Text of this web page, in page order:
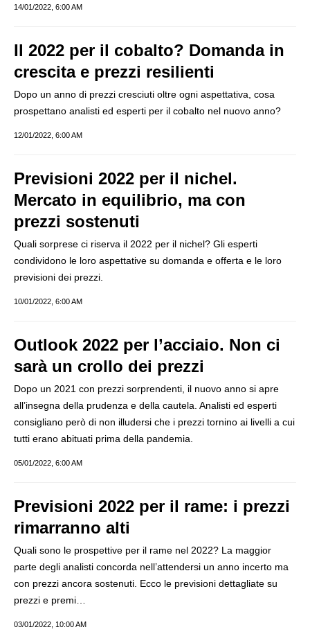
14/01/2022, 6:00 AM
Il 2022 per il cobalto? Domanda in
crescita e prezzi resilienti
Dopo un anno di prezzi cresciuti oltre ogni aspettativa, cosa
prospettano analisti ed esperti per il cobalto nel nuovo anno?
12/01/2022, 6:00 AM
Previsioni 2022 per il nichel.
Mercato in equilibrio, ma con
prezzi sostenuti
Quali sorprese ci riserva il 2022 per il nichel? Gli esperti
condividono le loro aspettative su domanda e offerta e le loro
previsioni dei prezzi.
10/01/2022, 6:00 AM
Outlook 2022 per l’acciaio. Non ci
sarà un crollo dei prezzi
Dopo un 2021 con prezzi sorprendenti, il nuovo anno si apre
all’insegna della prudenza e della cautela. Analisti ed esperti
consigliano però di non illudersi che i prezzi tornino ai livelli a cui
tutti erano abituati prima della pandemia.
05/01/2022, 6:00 AM
Previsioni 2022 per il rame: i prezzi
rimarranno alti
Quali sono le prospettive per il rame nel 2022? La maggior
parte degli analisti concorda nell’attendersi un anno incerto ma
con prezzi ancora sostenuti. Ecco le previsioni dettagliate su
prezzi e premi…
03/01/2022, 10:00 AM